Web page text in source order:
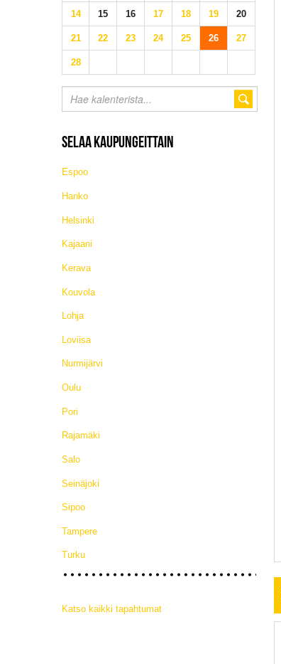
14 15 16 17 18 19 20
21 22 23 24 25 26 27
28
SELAA KAUPUNGEITTAIN
Espoo
Hanko
Helsinki
Kajaani
Kerava
Kouvola
Lohja
Loviisa
Nurmijärvi
Oulu
Pori
Rajamäki
Salo
Seinäjoki
Sipoo
Tampere
Turku
Katso kaikki tapahtumat